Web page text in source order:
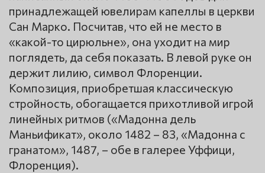
принадлежащей ювелирам капеллы в церкви
Сан Марко. Посчитав, что ей не место в
«какой-то цирюльне», она уходит на мир
поглядеть, да себя показать. В левой руке он
держит лилию, символ Флоренции.
Композиция, приобретшая классическую
стройность, обогащается прихотливой игрой
линейных ритмов («Мадонна дель
Маньификат», около 1482 – 83, «Мадонна с
гранатом», 1487, – обе в галерее Уффици,
Флоренция).